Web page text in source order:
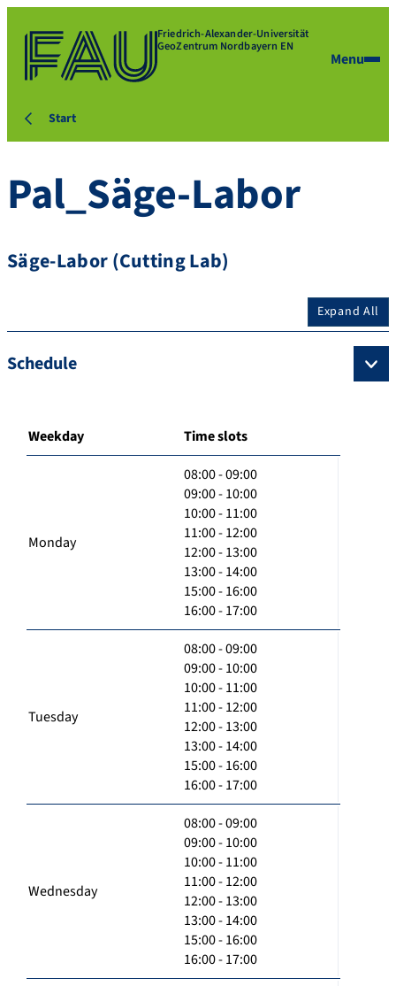
Friedrich-Alexander-Universität
GeoZentrum Nordbayern EN
Menu
Start
Pal_Säge-Labor
Säge-Labor (Cutting Lab)
Expand All
Schedule
Weekday Time slots
Monday
08:00 - 09:00
09:00 - 10:00
10:00 - 11:00
11:00 - 12:00
12:00 - 13:00
13:00 - 14:00
15:00 - 16:00
16:00 - 17:00
Tuesday
08:00 - 09:00
09:00 - 10:00
10:00 - 11:00
11:00 - 12:00
12:00 - 13:00
13:00 - 14:00
15:00 - 16:00
16:00 - 17:00
Wednesday
08:00 - 09:00
09:00 - 10:00
10:00 - 11:00
11:00 - 12:00
12:00 - 13:00
13:00 - 14:00
15:00 - 16:00
16:00 - 17:00